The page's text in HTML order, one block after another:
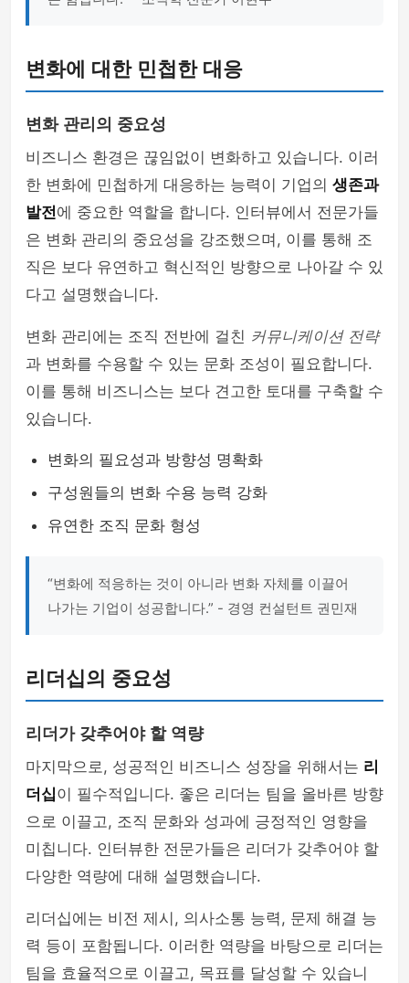
변화에 대한 민첩한 대응
변화 관리의 중요성
비즈니스 환경은 끊임없이 변화하고 있습니다. 이러
한 변화에 민첩하게 대응하는 능력이 기업의 생존과
발전에 중요한 역할을 합니다. 인터뷰에서 전문가들
은 변화 관리의 중요성을 강조했으며, 이를 통해 조
직은 보다 유연하고 혁신적인 방향으로 나아갈 수 있
다고 설명했습니다.
변화 관리에는 조직 전반에 걸친 커뮤니케이션 전략
과 변화를 수용할 수 있는 문화 조성이 필요합니다.
이를 통해 비즈니스는 보다 견고한 토대를 구축할 수
있습니다.
변화의 필요성과 방향성 명확화
구성원들의 변화 수용 능력 강화
유연한 조직 문화 형성
“변화에 적응하는 것이 아니라 변화 자체를 이끌어
나가는 기업이 성공합니다.” - 경영 컨설턴트 권민재
리더십의 중요성
리더가 갖추어야 할 역량
마지막으로, 성공적인 비즈니스 성장을 위해서는 리
더십이 필수적입니다. 좋은 리더는 팀을 올바른 방향
으로 이끌고, 조직 문화와 성과에 긍정적인 영향을
미칩니다. 인터뷰한 전문가들은 리더가 갖추어야 할
다양한 역량에 대해 설명했습니다.
리더십에는 비전 제시, 의사소통 능력, 문제 해결 능
력 등이 포함됩니다. 이러한 역량을 바탕으로 리더는
팀을 효율적으로 이끌고, 목표를 달성할 수 있습니